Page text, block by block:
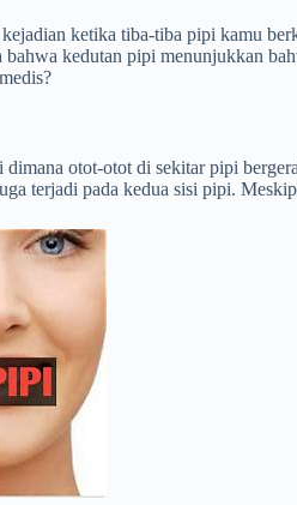
ketika tiba-tiba pipi kamu
kedutan pipi menunjukkan
otot-otot di sekitar pipi
terjadi pada kedua sisi pipi.